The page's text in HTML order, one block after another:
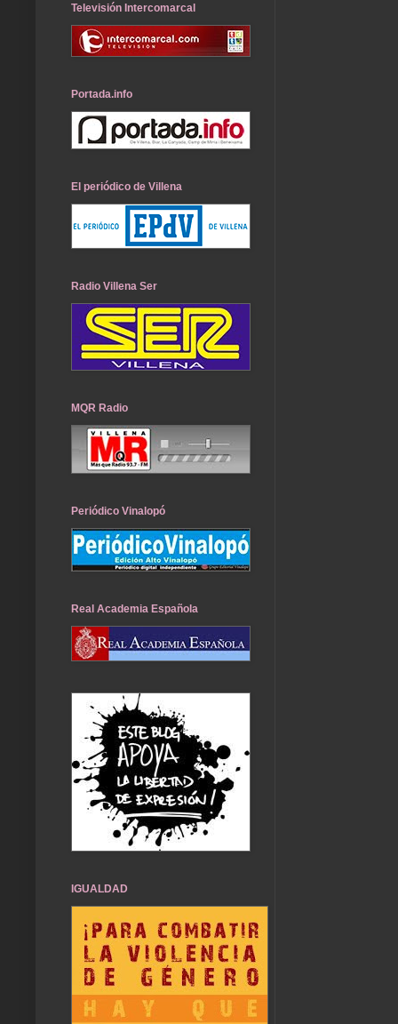
Televisión Intercomarcal
Portada.info
El periódico de Villena
Radio Villena Ser
MQR Radio
Periódico Vinalopó
Real Academia Española
IGUALDAD